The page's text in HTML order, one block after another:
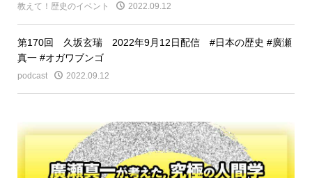
教えて！歴史のイベント 2022.09.12
第170回 久坂玄瑞 2022年9月12日配信 #日本の歴史 #廣瀬
真一 #オガワブンゴ
podcast 2022.09.12